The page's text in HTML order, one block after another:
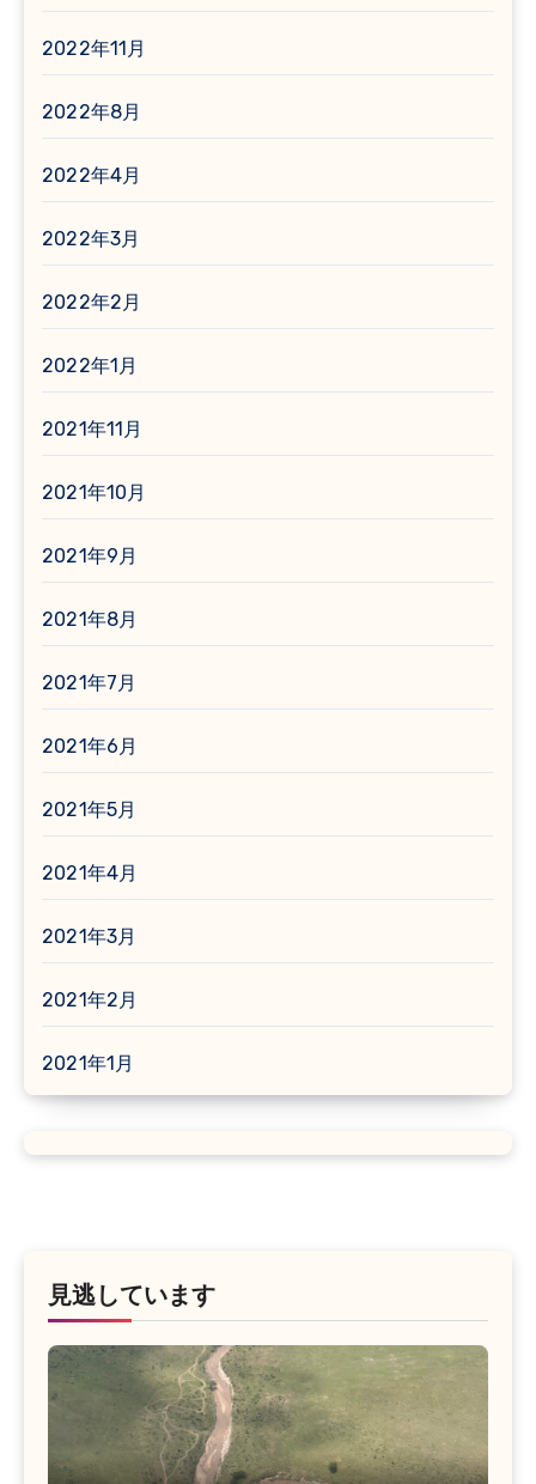
2022年11月
2022年8月
2022年4月
2022年3月
2022年2月
2022年1月
2021年11月
2021年10月
2021年9月
2021年8月
2021年7月
2021年6月
2021年5月
2021年4月
2021年3月
2021年2月
2021年1月
見逃しています